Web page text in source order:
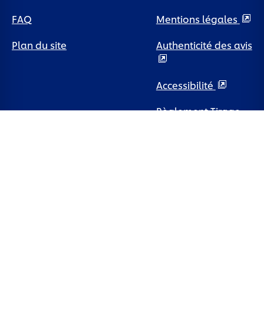
FAQ
Plan du site
Mentions légales
Authenticité des avis
Accessibilité
Règlement Tirage